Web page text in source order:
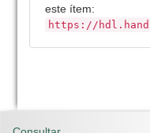
este ítem:
https://